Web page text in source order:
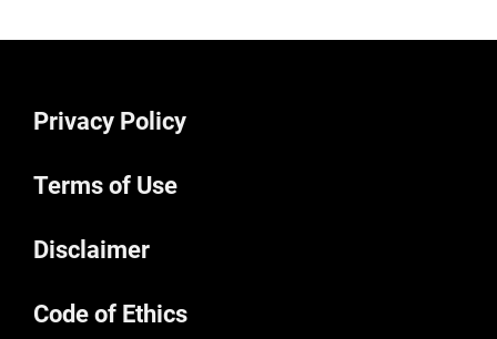
Privacy Policy
Terms of Use
Disclaimer
Code of Ethics